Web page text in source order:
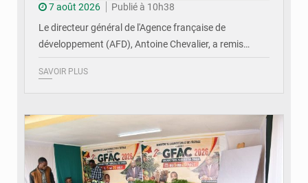
7 août 2026
Publié à 10h38
Le directeur général de l'Agence française de
développement (AFD), Antoine Chevalier, a remis…
SAVOIR PLUS